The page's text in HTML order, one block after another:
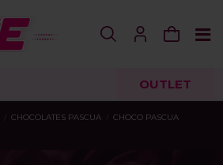
OUTLET
CHOCOLATES PASCUA
CHOCO PASCUA